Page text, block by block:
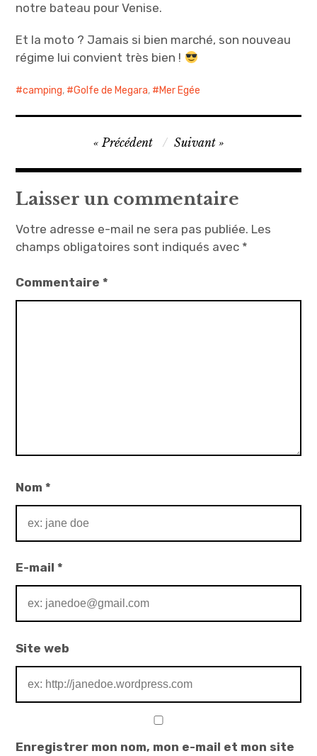
notre bateau pour Venise.
Et la moto ? Jamais si bien marché, son nouveau
régime lui convient très bien !
camping, Golfe de Megara, Mer Egée
Navigation
de
l’article
Précédent Suivant
Laisser un commentaire
Votre adresse e-mail ne sera pas publiée. Les
champs obligatoires sont indiqués avec *
Commentaire*
Nom*
E-mail*
Site web
Enregistrer mon nom, mon e-mail et mon site